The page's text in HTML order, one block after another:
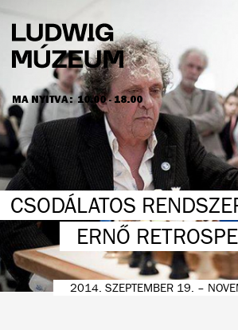
tartalomra
MA NYITVA: 10.00 - 18.00
NYITVATARTÁS ÉS JEGYÁRAK
CSODÁLATOS
ERNŐ
2014. SZEPTEMBER 19. –